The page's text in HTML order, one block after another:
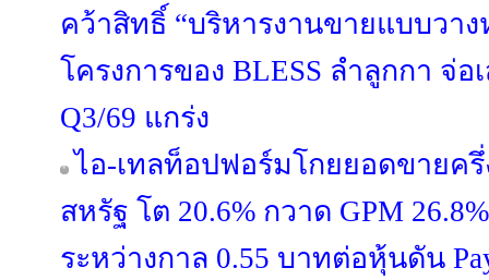
คว้าสิทธิ์ “บริหารงานขายแบบวา
โครงการของ BLESS ลำลูกกา จ่
Q3/69 แกร่ง
ไอ-เทลท็อปฟอร์มโกยยอดขายค
สหรัฐ โต 20.6% กวาด GPM
ระหว่างกาล 0.55 บาทต่อหุ้นดัน